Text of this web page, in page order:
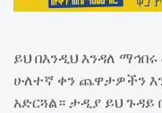
ይህ በእንዲህ እንዳለ
ሁለተኛ ቀን ጨዋታዎችን
አድርጓል። ታዲያ ይህ